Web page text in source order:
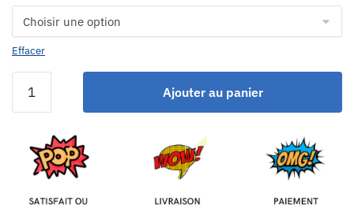
Effacer
Ajouter au panier